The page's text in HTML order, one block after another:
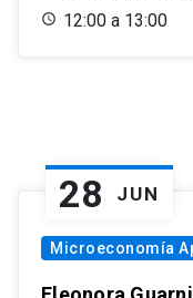
12:00 a 13:00
28 JUN
Microeconomía